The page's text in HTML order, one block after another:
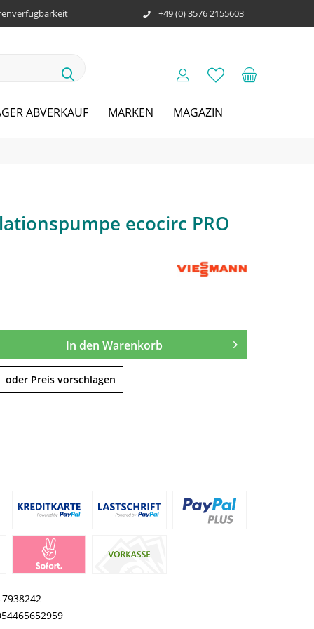
+49 (0) 3576 2155603
ABVERKAUF MARKEN MAGAZIN
ecocirc PRO
In den Warenkorb
oder Preis vorschlagen
7938242